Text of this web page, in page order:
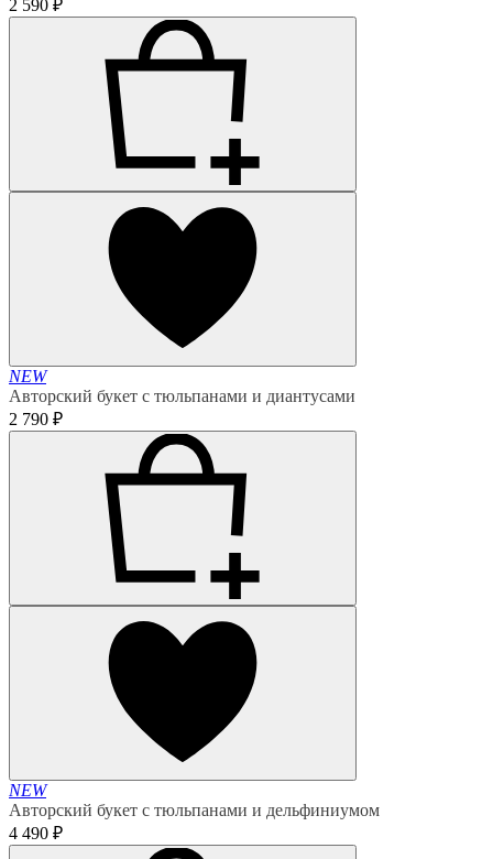
2 590 ₽
NEW
Авторский букет с тюльпанами и диантусами
2 790 ₽
NEW
Авторский букет с тюльпанами и дельфиниумом
4 490 ₽